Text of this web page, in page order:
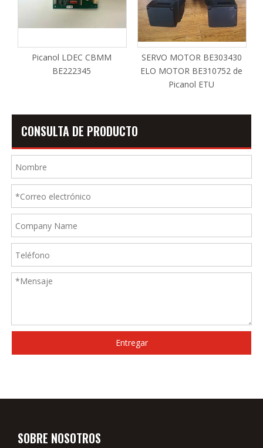
Picanol LDEC CBMM
BE222345
SERVO MOTOR BE303430
ELO MOTOR BE310752 de
Picanol ETU
CONSULTA DE PRODUCTO
Entregar
SOBRE NOSOTROS